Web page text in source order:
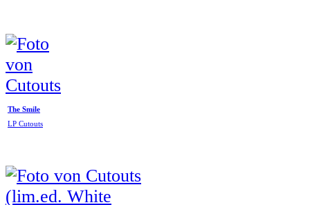
The Smile
LP Cutouts